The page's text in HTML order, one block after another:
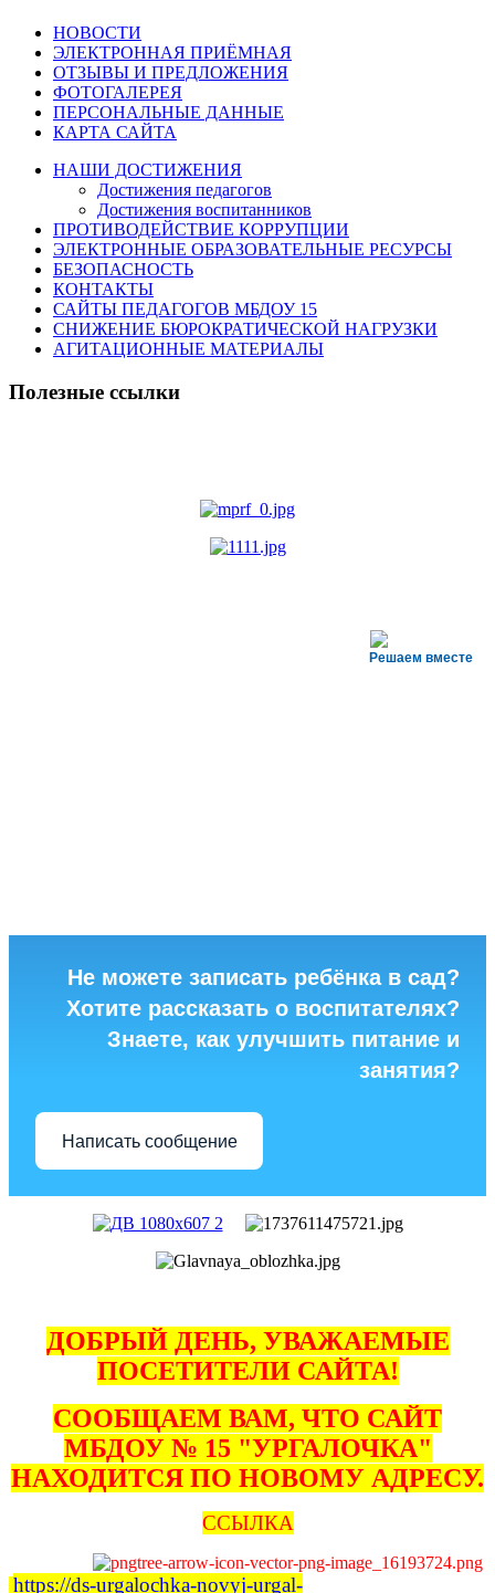
НОВОСТИ
ЭЛЕКТРОННАЯ ПРИЁМНАЯ
ОТЗЫВЫ И ПРЕДЛОЖЕНИЯ
ФОТОГАЛЕРЕЯ
ПЕРСОНАЛЬНЫЕ ДАННЫЕ
КАРТА САЙТА
НАШИ ДОСТИЖЕНИЯ
Достижения педагогов
Достижения воспитанников
ПРОТИВОДЕЙСТВИЕ КОРРУПЦИИ
ЭЛЕКТРОННЫЕ ОБРАЗОВАТЕЛЬНЫЕ РЕСУРСЫ
БЕЗОПАСНОСТЬ
КОНТАКТЫ
САЙТЫ ПЕДАГОГОВ МБДОУ 15
СНИЖЕНИЕ БЮРОКРАТИЧЕСКОЙ НАГРУЗКИ
АГИТАЦИОННЫЕ МАТЕРИАЛЫ
Полезные ссылки
Решаем вместе
Не можете записать ребёнка в сад?
Хотите рассказать о воспитателях?
Знаете, как улучшить питание и
занятия?
Написать сообщение
ДОБРЫЙ ДЕНЬ, УВАЖАЕМЫЕ
ПОСЕТИТЕЛИ САЙТА!
СООБЩАЕМ ВАМ, ЧТО САЙТ
МБДОУ № 15 "УРГАЛОЧКА"
НАХОДИТСЯ ПО НОВОМУ АДРЕСУ.
ССЫЛКА
https://ds-urgalochka-novyj-urgal-